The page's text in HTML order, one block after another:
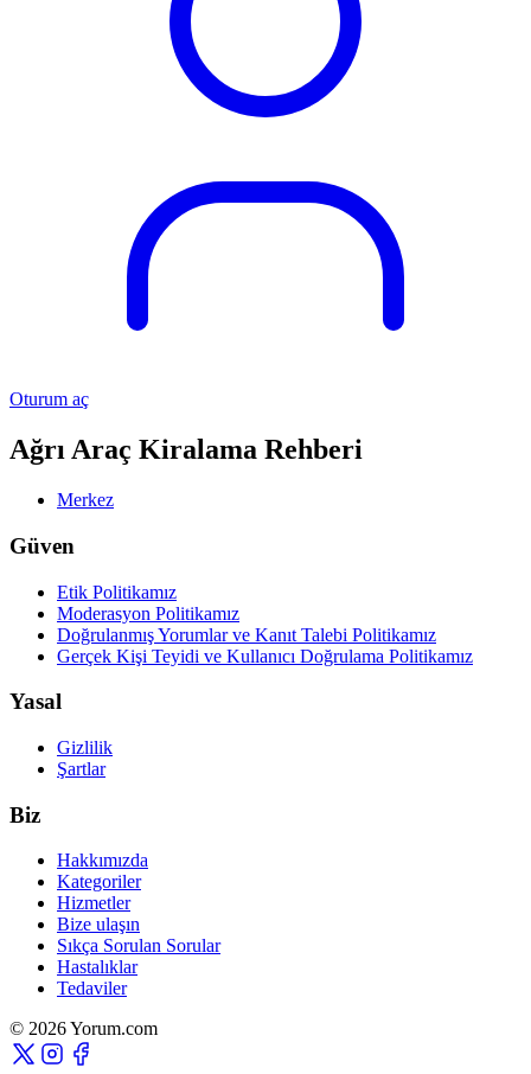
Oturum aç
Ağrı Araç Kiralama Rehberi
Merkez
Güven
Etik Politikamız
Moderasyon Politikamız
Doğrulanmış Yorumlar ve Kanıt Talebi Politikamız
Gerçek Kişi Teyidi ve Kullanıcı Doğrulama Politikamız
Yasal
Gizlilik
Şartlar
Biz
Hakkımızda
Kategoriler
Hizmetler
Bize ulaşın
Sıkça Sorulan Sorular
Hastalıklar
Tedaviler
© 2026 Yorum.com